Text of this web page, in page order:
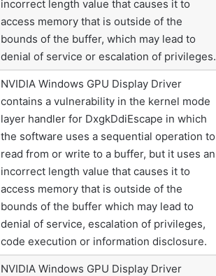
incorrect length value that causes it to
access memory that is outside of the
bounds of the buffer, which may lead to
denial of service or escalation of privileges.
NVIDIA Windows GPU Display Driver
contains a vulnerability in the kernel mode
layer handler for DxgkDdiEscape in which
the software uses a sequential operation to
read from or write to a buffer, but it uses an
incorrect length value that causes it to
access memory that is outside of the
bounds of the buffer which may lead to
denial of service, escalation of privileges,
code execution or information disclosure.
NVIDIA Windows GPU Display Driver